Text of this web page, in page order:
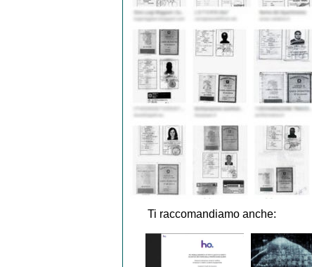
Ti raccomandiamo anche: